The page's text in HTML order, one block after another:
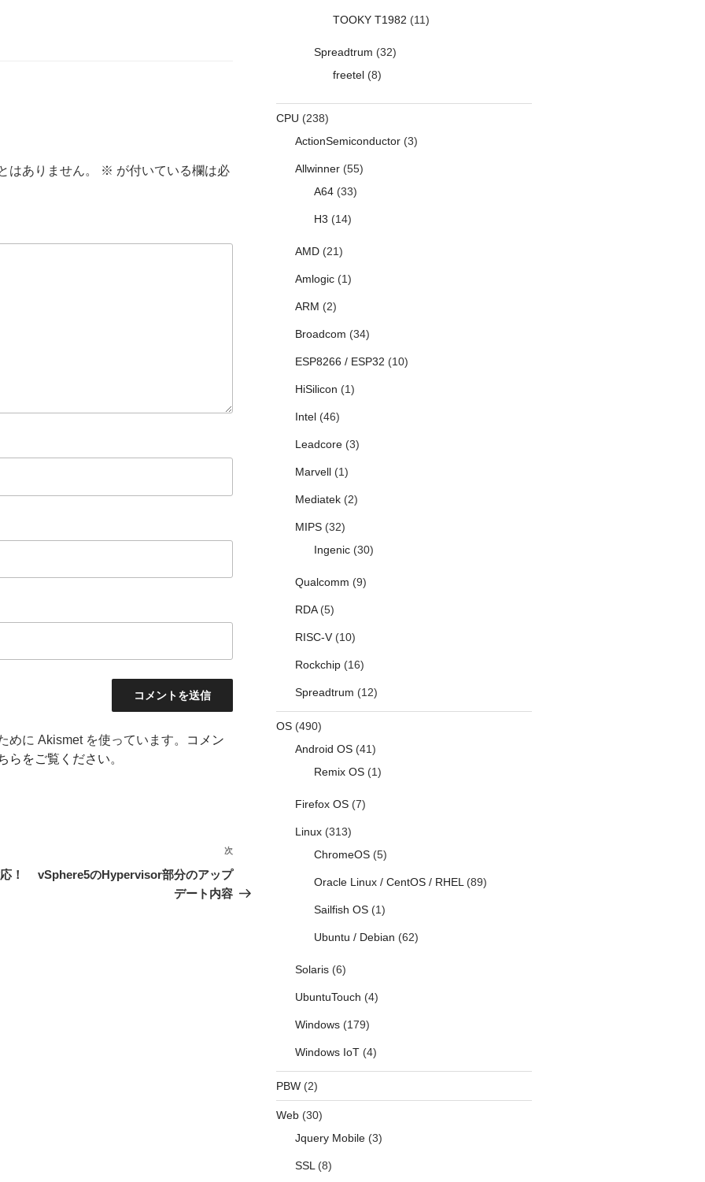
はありません。 ※ が付いている欄は必
めに Akismet を使っています。
コメン
らをご覧ください。
！
次
の
投
次
vSphere5のHypervisor部分のアップ
デート内容
TOOKY T1982 (11)
Spreadtrum (32)
freetel(8)
CPU (238)
ActionSemiconductor(3)
Allwinner(55)
A64(33)
H3 (14)
AMD(21)
Amlogic(1)
ARM (2)
Broadcom (34)
ESP8266 / ESP32 (10)
HiSilicon (1)
Intel(46)
Leadcore(3)
Marvell(1)
Mediatek(2)
MIPS(32)
Ingenic(30)
Qualcomm (9)
RDA(5)
RISC-V(10)
Rockchip(16)
Spreadtrum (12)
OS(490)
Android OS(41)
Remix OS(1)
Firefox OS(7)
Linux(313)
ChromeOS(5)
Oracle Linux / CentOS / RHEL(89)
Sailfish OS(1)
Ubuntu / Debian (62)
Solaris(6)
UbuntuTouch (4)
Windows(179)
Windows IoT(4)
PBW(2)
Web(30)
Jquery Mobile(3)
SSL(8)